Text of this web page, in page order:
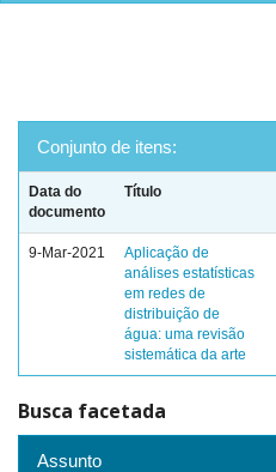
Conjunto de itens:
Data do
documento
Título
9-Mar-2021
Aplicação de
análises estatísticas
em redes de
distribuição de
água: uma revisão
sistemática da arte
Busca facetada
Assunto